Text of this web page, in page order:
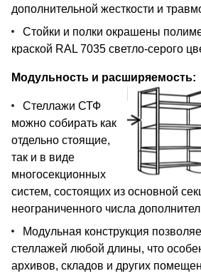
дополнительной жесткости и
Стойки и полки окрашены
краской RAL 7035 светло-серого
Модульность и расширяемость:
Стеллажи СТФ
можно собирать как
отдельно стоящие,
так и в виде
многосекционных
систем, состоящих из основной
неограниченного числа
Модульная конструкция
стеллажей любой длины, что
архивов, складов и других